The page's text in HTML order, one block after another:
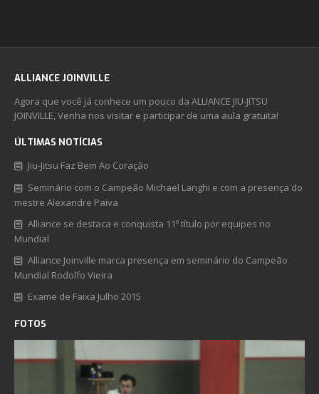
ALLIANCE JOINVILLE
Agora que você já conhece um pouco da ALLIANCE JIU-JITSU
JOINVILLE, Venha nos visitar e participar de uma aula gratuita!
ÚLTIMAS NOTÍCIAS
Jiu-Jitsu Faz Bem Ao Coração
Seminário com o Campeão Michael Langhi e com a presença do
mestre Alexandre Paiva
Alliance se destaca e conquista 11º título por equipes no
Mundial
Alliance Joinville marca presença em seminário do Campeão
Mundial Rodolfo Vieira
Exame de Faixa Julho 2015
FOTOS